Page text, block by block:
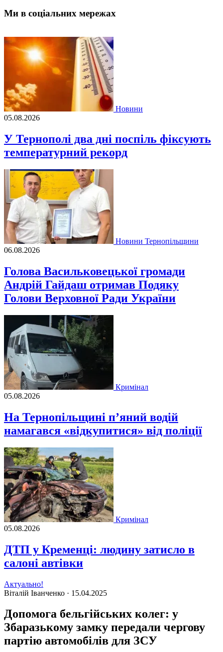
Ми в соціальних мережах
Новини
05.08.2026
У Тернополі два дні поспіль фіксують
температурний рекорд
Новини Тернопільщини
06.08.2026
Голова Васильковецької громади
Андрій Гайдаш отримав Подяку
Голови Верховної Ради України
Кримінал
05.08.2026
На Тернопільщині п’яний водій
намагався «відкупитися» від поліції
Кримінал
05.08.2026
ДТП у Кременці: людину затисло в
салоні автівки
Актуально!
Віталій Іванченко · 15.04.2025
Допомога бельгійських колег: у
Збаразькому замку передали чергову
партію автомобілів для ЗСУ